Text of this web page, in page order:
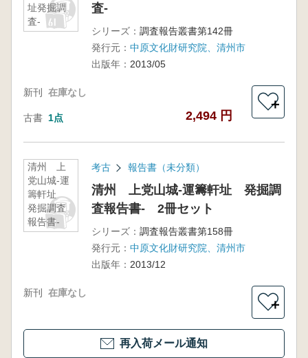
址発掘調
査-
査-
シリーズ： 調査報告叢書第142冊
発行元： 中原文化財研究院、清州市
出版年： 2013/05
新刊 在庫なし
古書 1点 2,494 円
＋
清州 上
党山城-運
籌軒址
発掘調査
報告書-
2冊セット
考古 報告書（未分類）
清州 上党山城-運籌軒址 発掘調
査報告書- 2冊セット
シリーズ： 調査報告叢書第158冊
発行元： 中原文化財研究院、清州市
出版年： 2013/12
新刊 在庫なし
＋
再入荷メール通知